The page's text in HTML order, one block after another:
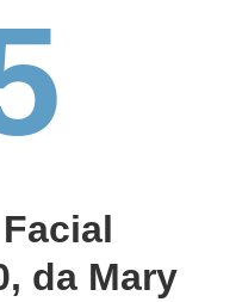
da Mary